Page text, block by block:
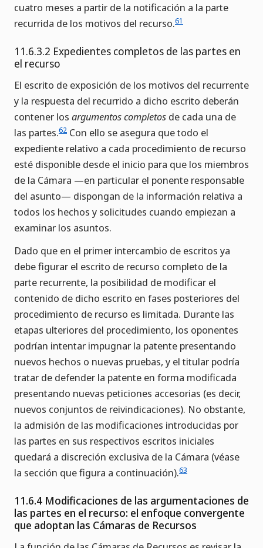
cuatro meses a partir de la notificación a la parte
recurrida de los motivos del recurso.61
11.6.3.2 Expedientes completos de las partes en
el recurso
El escrito de exposición de los motivos del recurrente
y la respuesta del recurrido a dicho escrito deberán
contener los argumentos completos de cada una de
las partes.62 Con ello se asegura que todo el
expediente relativo a cada procedimiento de recurso
esté disponible desde el inicio para que los miembros
de la Cámara —en particular el ponente responsable
del asunto— dispongan de la información relativa a
todos los hechos y solicitudes cuando empiezan a
examinar los asuntos.
Dado que en el primer intercambio de escritos ya
debe figurar el escrito de recurso completo de la
parte recurrente, la posibilidad de modificar el
contenido de dicho escrito en fases posteriores del
procedimiento de recurso es limitada. Durante las
etapas ulteriores del procedimiento, los oponentes
podrían intentar impugnar la patente presentando
nuevos hechos o nuevas pruebas, y el titular podría
tratar de defender la patente en forma modificada
presentando nuevas peticiones accesorias (es decir,
nuevos conjuntos de reivindicaciones). No obstante,
la admisión de las modificaciones introducidas por
las partes en sus respectivos escritos iniciales
quedará a discreción exclusiva de la Cámara (véase
la sección que figura a continuación).63
11.6.4 Modificaciones de las argumentaciones de
las partes en el recurso: el enfoque convergente
que adoptan las Cámaras de Recursos